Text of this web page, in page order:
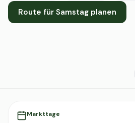
Route für Samstag planen
Markttage